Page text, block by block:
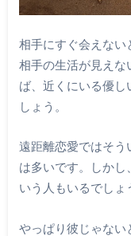
相手にすぐ会えない
相手の生活が見えな
ば、近くにいる優
しょう。
遠距離恋愛ではそう
は多いです。しかし
いう人もいるでしょ
やっぱり彼じゃない